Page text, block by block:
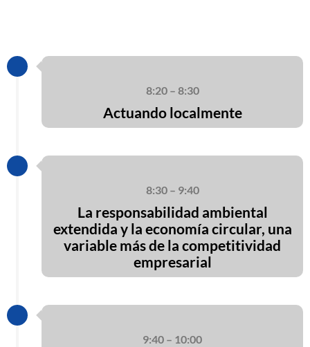
8:20 – 8:30
Actuando localmente
8:30 – 9:40
La responsabilidad ambiental
extendida y la economía circular, una
variable más de la competitividad
empresarial
9:40 – 10:00